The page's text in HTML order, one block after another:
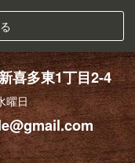
喜多東1丁目2-4
曜日